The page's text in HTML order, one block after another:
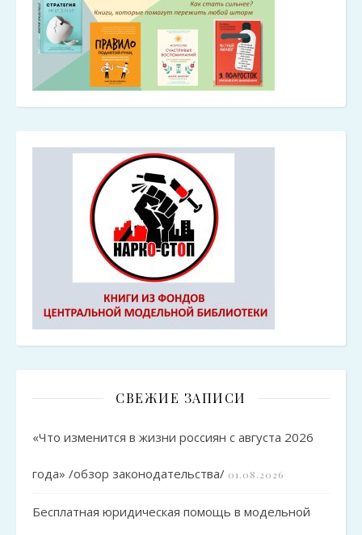
СВЕЖИЕ ЗАПИСИ
«Что изменится в жизни россиян с августа 2026
года» /обзор законодательства/ 01.08.2026
Бесплатная юридическая помощь в модельной